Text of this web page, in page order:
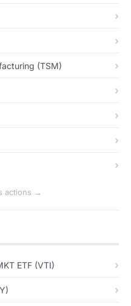
(TSM)
actions →
ETF (VTI)